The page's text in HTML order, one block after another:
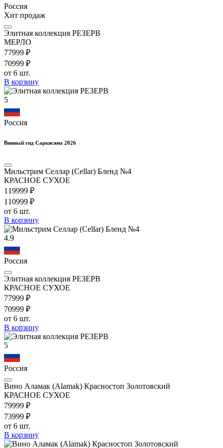
Россия
Хит продаж
Элитная коллекция РЕЗЕРВ
МЕРЛО
77999 ₽
70999 ₽
от 6 шт.
В корзину
5
Россия
Винный гид Саркисяна 2026
Мильстрим Селлар (Cellar) Бленд №4
КРАСНОЕ СУХОЕ
119999 ₽
110999 ₽
от 6 шт.
В корзину
4.9
Россия
Элитная коллекция РЕЗЕРВ
КРАСНОЕ СУХОЕ
77999 ₽
70999 ₽
от 6 шт.
В корзину
5
Россия
Вино Аламак (Alamak) Красностоп Золотовский
КРАСНОЕ СУХОЕ
79999 ₽
73999 ₽
от 6 шт.
В корзину